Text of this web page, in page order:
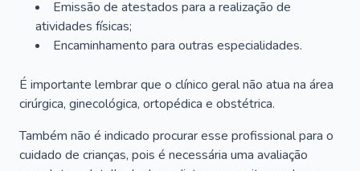
Emissão de atestados para a realização de
atividades físicas;
Encaminhamento para outras especialidades.
É importante lembrar que o clínico geral não atua na área
cirúrgica, ginecológica, ortopédica e obstétrica.
Também não é indicado procurar esse profissional para o
cuidado de crianças, pois é necessária uma avaliação